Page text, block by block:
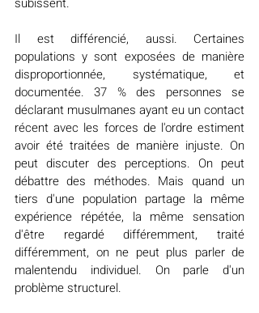
Il est différencié, aussi. Certaines
populations y sont exposées de manière
disproportionnée, systématique, et
documentée. 37 % des personnes se
déclarant musulmanes ayant eu un contact
récent avec les forces de l'ordre estiment
avoir été traitées de manière injuste. On
peut discuter des perceptions. On peut
débattre des méthodes. Mais quand un
tiers d'une population partage la même
expérience répétée, la même sensation
d'être regardé différemment, traité
différemment, on ne peut plus parler de
malentendu individuel. On parle d'un
problème structurel.